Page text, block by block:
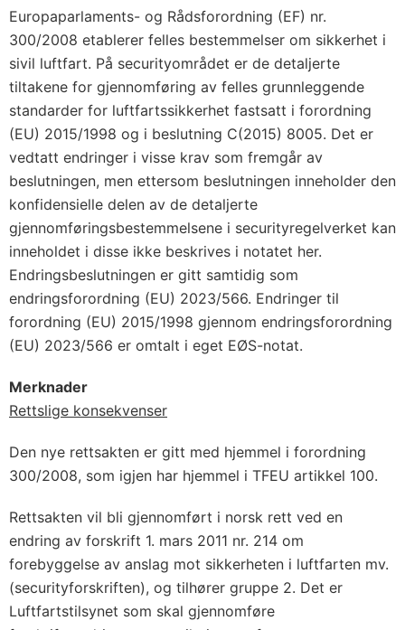
Europaparlaments- og Rådsforordning (EF) nr.
300/2008 etablerer felles bestemmelser om sikkerhet i
sivil luftfart. På securityområdet er de detaljerte
tiltakene for gjennomføring av felles grunnleggende
standarder for luftfartssikkerhet fastsatt i forordning
(EU) 2015/1998 og i beslutning C(2015) 8005. Det er
vedtatt endringer i visse krav som fremgår av
beslutningen, men ettersom beslutningen inneholder den
konfidensielle delen av de detaljerte
gjennomføringsbestemmelsene i securityregelverket kan
inneholdet i disse ikke beskrives i notatet her.
Endringsbeslutningen er gitt samtidig som
endringsforordning (EU) 2023/566. Endringer til
forordning (EU) 2015/1998 gjennom endringsforordning
(EU) 2023/566 er omtalt i eget EØS-notat.
Merknader
Rettslige konsekvenser
Den nye rettsakten er gitt med hjemmel i forordning
300/2008, som igjen har hjemmel i TFEU artikkel 100.
Rettsakten vil bli gjennomført i norsk rett ved en
endring av forskrift 1. mars 2011 nr. 214 om
forebyggelse av anslag mot sikkerheten i luftfarten mv.
(securityforskriften), og tilhører gruppe 2. Det er
Luftfartstilsynet som skal gjennomføre